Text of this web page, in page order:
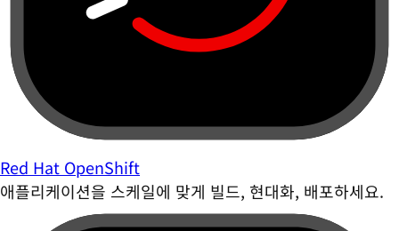
Red Hat OpenShift
애플리케이션을 스케일에 맞게 빌드, 현대화, 배포하세요.